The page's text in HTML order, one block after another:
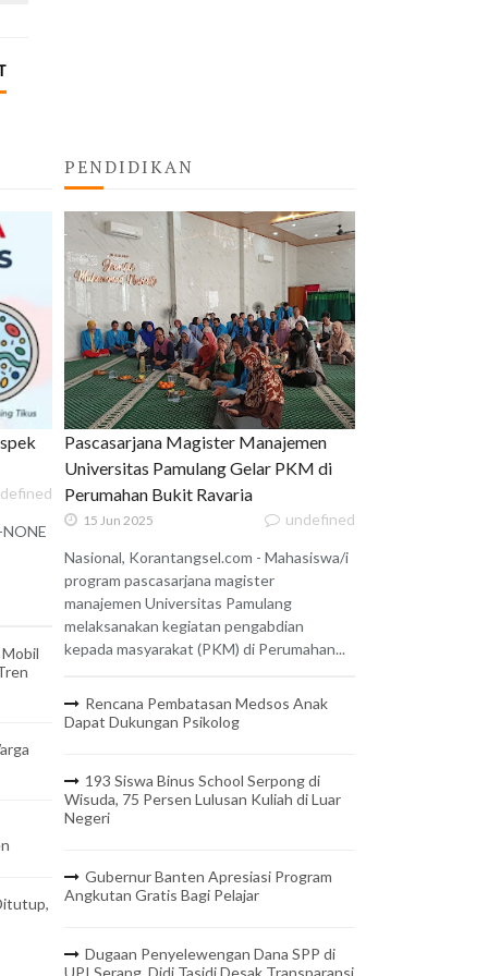
PENDIDIKAN
Pascasarjana Magister Manajemen
Universitas Pamulang Gelar PKM di
Perumahan Bukit Ravaria
15 Jun 2025 undefined
Nasional, Korantangsel.com - Mahasiswa/i
program pascasarjana magister
manajemen Universitas Pamulang
melaksanakan kegiatan pengabdian
kepada masyarakat (PKM) di Perumahan...
Rencana Pembatasan Medsos Anak
Dapat Dukungan Psikolog
193 Siswa Binus School Serpong di
Wisuda, 75 Persen Lulusan Kuliah di Luar
Negeri
Gubernur Banten Apresiasi Program
Angkutan Gratis Bagi Pelajar
Dugaan Penyelewengan Dana SPP di
UPI Serang, Didi Tasidi Desak Transparansi